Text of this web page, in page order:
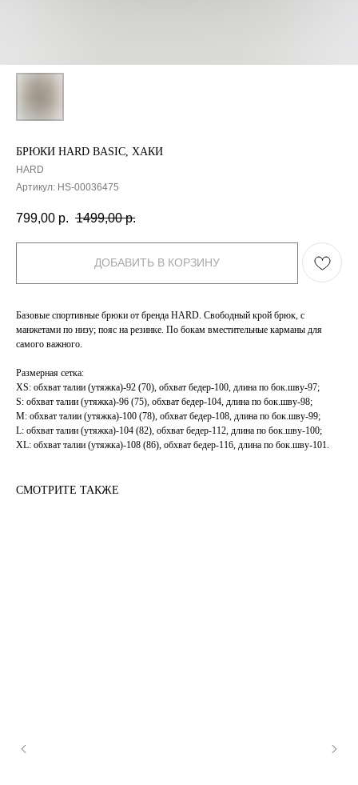
БРЮКИ HARD BASIC, ХАКИ
HARD
Артикул: HS-00036475
799,00 р. 1499,00 р.
ДОБАВИТЬ В КОРЗИНУ
Базовые спортивные брюки от бренда HARD. Свободный крой брюк, с
манжетами по низу; пояс на резинке. По бокам вместительные карманы для
самого важного.
Размерная сетка:
XS: обхват талии (утяжка)-92 (70), обхват бедер-100, длина по бок.шву-97;
S: обхват талии (утяжка)-96 (75), обхват бедер-104, длина по бок.шву-98;
M: обхват талии (утяжка)-100 (78), обхват бедер-108, длина по бок.шву-99;
L: обхват талии (утяжка)-104 (82), обхват бедер-112, длина по бок.шву-100;
XL: обхват талии (утяжка)-108 (86), обхват бедер-116, длина по бок.шву-101.
СМОТРИТЕ ТАКЖЕ